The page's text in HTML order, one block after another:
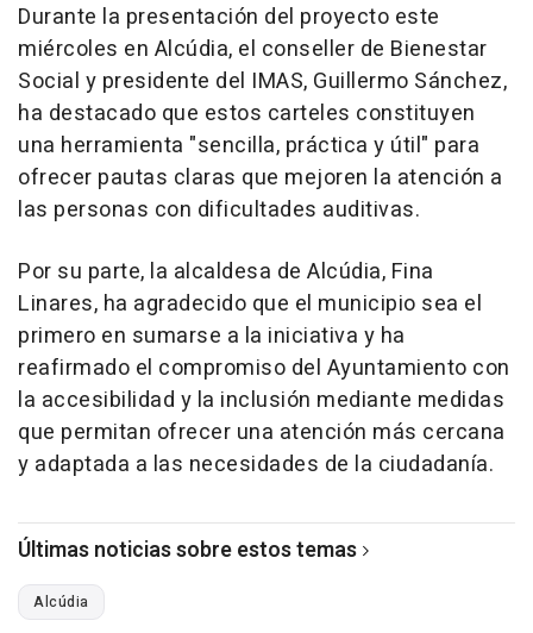
Durante la presentación del proyecto este
miércoles en Alcúdia, el conseller de Bienestar
Social y presidente del IMAS, Guillermo Sánchez,
ha destacado que estos carteles constituyen
una herramienta "sencilla, práctica y útil" para
ofrecer pautas claras que mejoren la atención a
las personas con dificultades auditivas.
Por su parte, la alcaldesa de Alcúdia, Fina
Linares, ha agradecido que el municipio sea el
primero en sumarse a la iniciativa y ha
reafirmado el compromiso del Ayuntamiento con
la accesibilidad y la inclusión mediante medidas
que permitan ofrecer una atención más cercana
y adaptada a las necesidades de la ciudadanía.
Últimas noticias sobre estos temas
Alcúdia